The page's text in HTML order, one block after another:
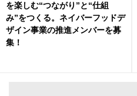
を楽しむ“つながり”と“仕組
み”をつくる。ネイバーフッドデ
ザイン事業の推進メンバーを募
集！